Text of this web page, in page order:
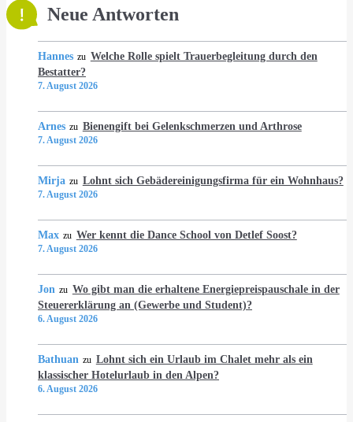
Neue Antworten
Hannes zu Welche Rolle spielt Trauerbegleitung durch den
Bestatter?
7. August 2026
Arnes zu Bienengift bei Gelenkschmerzen und Arthrose
7. August 2026
Mirja zu Lohnt sich Gebädereinigungsfirma für ein Wohnhaus?
7. August 2026
Max zu Wer kennt die Dance School von Detlef Soost?
7. August 2026
Jon zu Wo gibt man die erhaltene Energiepreispauschale in der
Steuererklärung an (Gewerbe und Student)?
6. August 2026
Bathuan zu Lohnt sich ein Urlaub im Chalet mehr als ein
klassischer Hotelurlaub in den Alpen?
6. August 2026